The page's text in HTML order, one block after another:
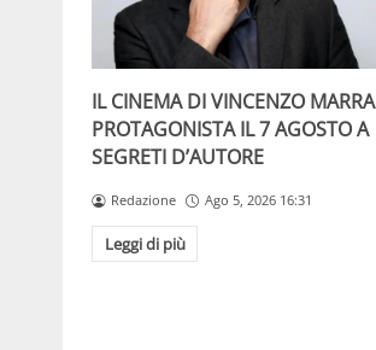
IL CINEMA DI VINCENZO MARRA
PROTAGONISTA IL 7 AGOSTO A
SEGRETI D’AUTORE
Redazione Ago 5, 2026 16:31
Leggi di più